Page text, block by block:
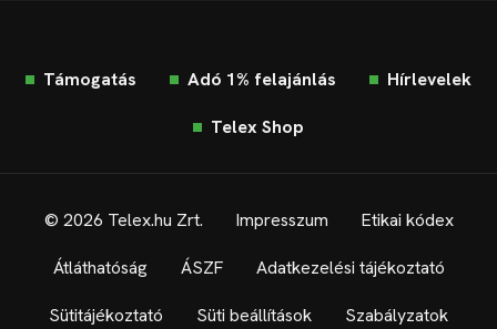
Támogatás Adó 1% felajánlás Hírlevelek
Telex Shop
© 2026 Telex.hu Zrt. Impresszum Etikai kódex
Átláthatóság ÁSZF Adatkezelési tájékoztató
Sütitájékoztató Süti beállítások Szabályzatok